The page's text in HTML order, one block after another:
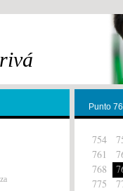
Punto
754
761
768
775